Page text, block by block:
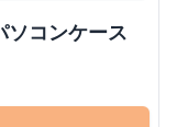
コンケース